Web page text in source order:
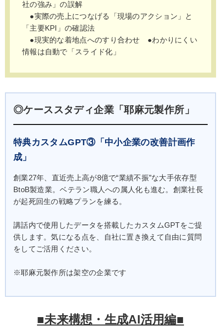
社の強み」の誤解
●実際の売上につなげる「現場のアクション」と
「主要KPI」の確認法
●現実的な着地点へのすり合わせ ●わかりにくい
情報は自動で「スライド化」
◎ケーススタディ企業「耶麻元製作所」
特典カスタムGPT③「中小企業の改善計画作
成」
創業27年、直近売上高が8億で“業績不振”な大手依存型
BtoB製造業。ベテラン職人への属人化も進む。創業社長
が起死回生の戦略プランを練る。
講話内で使用したデータを搭載したカスタムGPTをご提
供します。気になる点を、自社に置き換えて自由に質問
をしてご活用ください。
※耶麻元製作所は架空の企業です
■未来構想・生成AI活用編■